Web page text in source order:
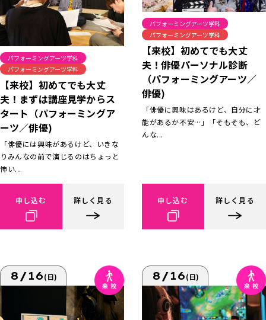
パフォーミングアーツ学科
パフォーミングアーツ学科
【来校】初めてでも大丈
夫！まずは講座見学からス
タート（パフォーミングア
ーツ／俳優)
「俳優には興味があるけど、いきな
りみんなの前で演じるのはちょっと
怖い...
申し込む 詳しく見る
パフォーミングアーツ学科
パフォーミングアーツ学科
【来校】初めてでも大丈
夫！俳優パーソナル診断
（パフォーミングアーツ／
俳優)
「俳優に興味はあるけど、自分に才
能があるか不安…」「そもそも、ど
んな...
申し込む 詳しく見る
8/16(日) 8/16(日)